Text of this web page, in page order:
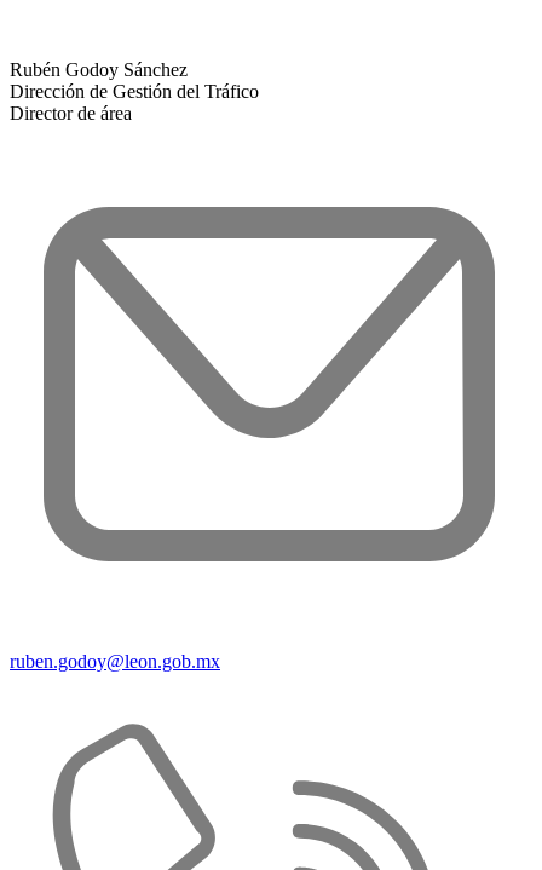
Rubén Godoy Sánchez
Dirección de Gestión del Tráfico
Director de área
ruben.godoy@leon.gob.mx